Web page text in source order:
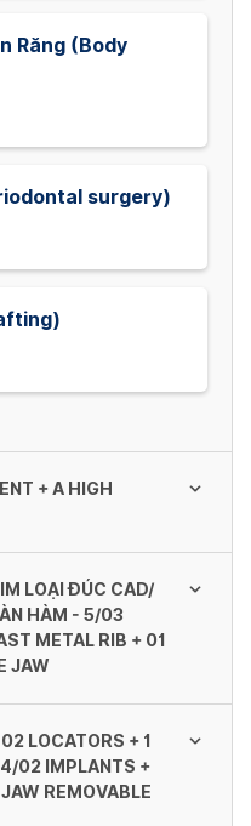
Răng (Body
surgery)
+ A HIGH
(Thụy Sĩ)
LOẠI ĐÚC CAD/
HÀM - 5/03
METAL RIB + 01
JAW
Dentium (US /
LOCATORS + 1
02 IMPLANTS +
REMOVABLE